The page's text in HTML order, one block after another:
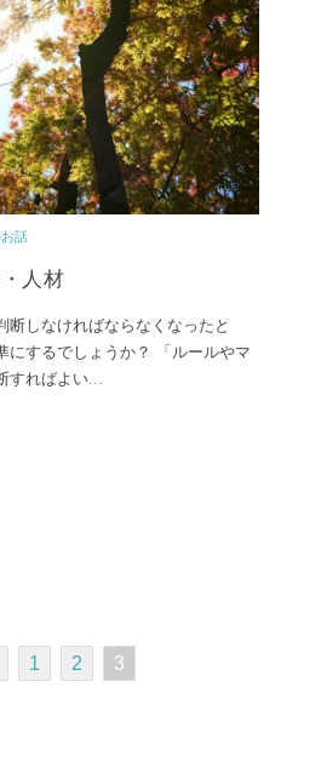
話
人材
断しなければならなくなったと
にするでしょうか？ 「ルールやマ
すればよい...
1 2 3